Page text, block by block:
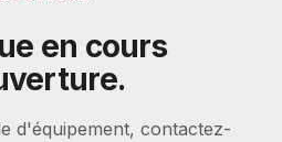
en cours
d'équipement, contactez-